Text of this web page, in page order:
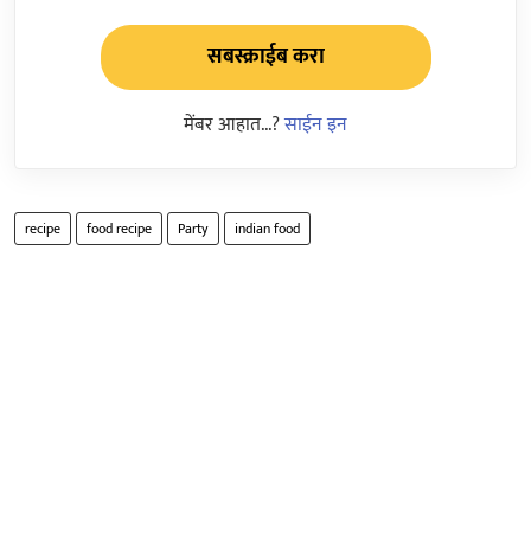
सबस्क्राईब करा
मेंबर आहात...?साईन इन
recipe food recipe Party indian food